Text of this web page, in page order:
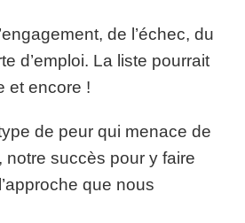
de l’échec, du
d’emploi. La liste pourrait
et encore !
de peur qui menace de
notre succès pour y faire
que nous